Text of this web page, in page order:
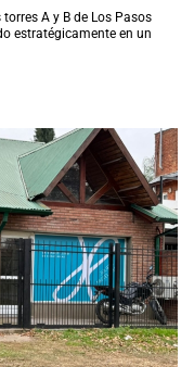
A y B de Los Pasos
estratégicamente en un